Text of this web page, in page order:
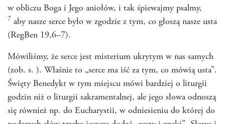
w obliczu Boga i Jego aniołów, i tak śpiewajmy psalmy,
7 aby nasze serce było w zgodzie z tym, co głoszą nasze usta
(RegBen 19,6–7).
Mówiliśmy, że serce jest misterium ukrytym w nas samych
(zob. s. ). Właśnie to „serce ma iść za tym, co mówią usta”.
Święty Benedykt w tym miejscu mówi bardziej o liturgii
godzin niż o liturgii sakramentalnej, ale jego słowa odnoszą
się również np. do Eucharystii, w odniesieniu do której do